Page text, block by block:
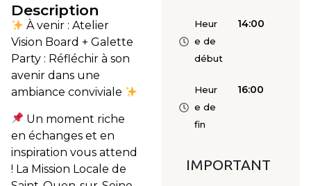
Description
À venir : Atelier
Vision Board + Galette
Party : Réfléchir à son
avenir dans une
ambiance conviviale
Un moment riche
en échanges et en
inspiration vous attend
! La Mission Locale de
Heur
e de
début
14:00
Heur
e de
fin
16:00
IMPORTANT